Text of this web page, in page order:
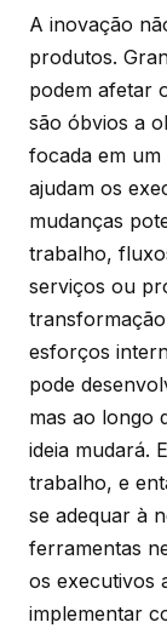
A inovação
produtos.
podem afetar
são óbvios a
focada em
ajudam os
mudanças
trabalho,
serviços ou
esforços
pode
mas ao longo
ideia mudará.
trabalho, e
se adequar à
ferramentas
os executivos
implementar